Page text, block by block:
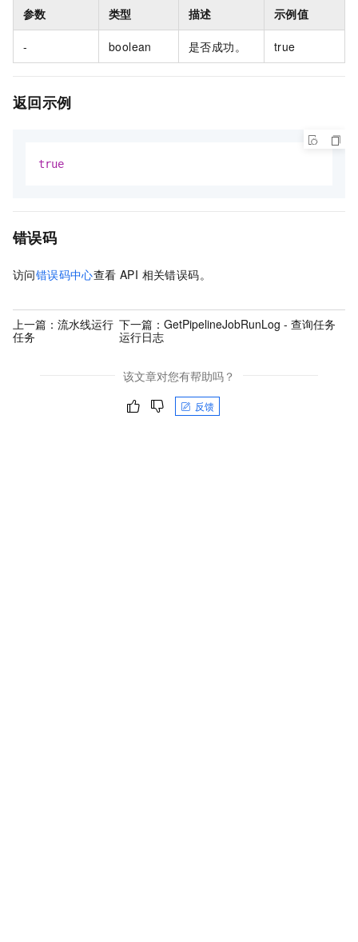
参数 类型 描述 示例值
- boolean 是否成功。 true
返回示例
true
错误码
访问错误码中心查看 API 相关错误码。
上一篇： 流水线运行
任务
下一篇：GetPipelineJobRunLog - 查询任务
运行日志
该文章对您有帮助吗？
反馈